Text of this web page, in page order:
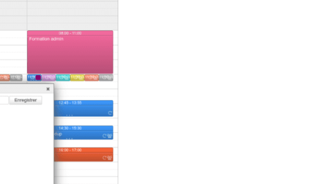
complète permettant d’accéder à des